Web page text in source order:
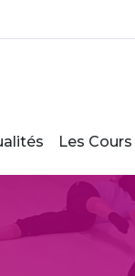
Les Cours